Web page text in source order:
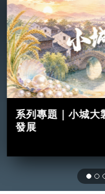
系列專題｜小城大
發展